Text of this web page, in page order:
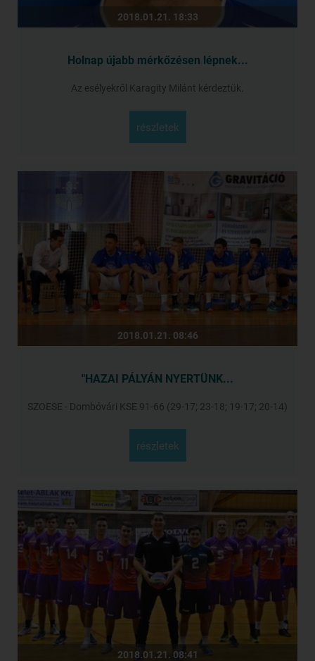
2018.01.21. 18:33
Holnap újabb mérkőzésen lépnek...
Az esélyekről Karagity Milánt kérdeztük.
részletek
2018.01.21. 08:46
"HAZAI PÁLYÁN NYERTÜNK...
SZOESE - Dombóvári KSE 91-66 (29-17; 23-18; 19-17; 20-14)
részletek
2018.01.21. 08:41